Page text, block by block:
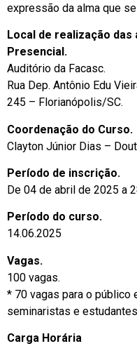
expressão da alma que
Local de realização das
Presencial.
Auditório da Facasc.
Rua Dep. Antônio Edu
245 – Florianópolis/SC.
Coordenação do Curso.
Clayton Júnior Dias –
Período de inscrição.
De 04 de abril de 2025 a
Período do curso.
14.06.2025
Vagas.
100 vagas.
* 70 vagas para o público
seminaristas e estudantes
Carga Horária